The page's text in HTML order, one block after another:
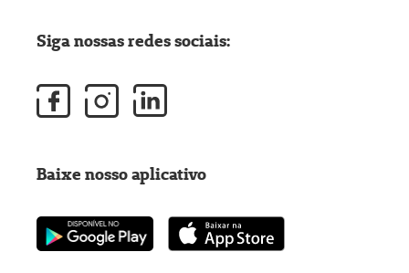
Siga nossas redes sociais:
Baixe nosso aplicativo